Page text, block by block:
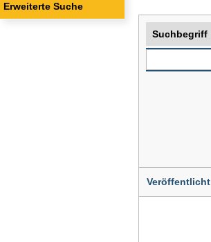
Erweiterte Suche
Suchbegriff
Veröffentlicht